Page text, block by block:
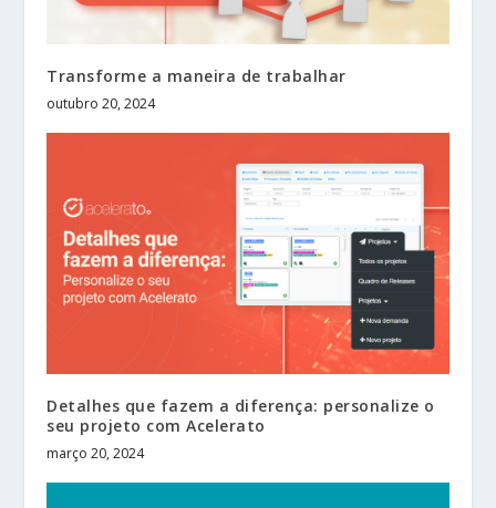
Transforme a maneira de trabalhar
outubro 20, 2024
Detalhes que fazem a diferença: personalize o
seu projeto com Acelerato
março 20, 2024